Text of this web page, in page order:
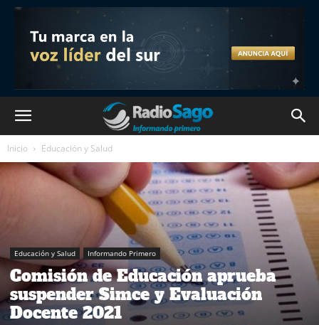
Inicio Educación y Salud
Educación y Salud Informando Primero
Comisión de Educación aprueba
suspender Simce y Evaluación
Docente 2021